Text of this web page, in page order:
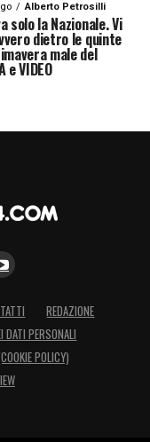
Alberto Petrosilli
solo la Nazionale. Vi
dietro le quinte
male del
e VIDEO
REDAZIONE
DATI PERSONALI
POLICY)